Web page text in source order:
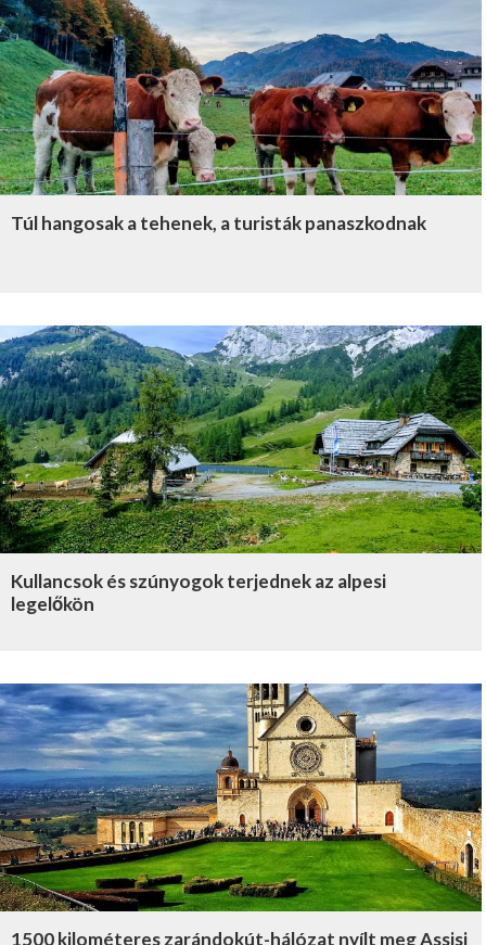
Túl hangosak a tehenek, a turisták panaszkodnak
Kullancsok és szúnyogok terjednek az alpesi
legelőkön
1500 kilométeres zarándokút-hálózat nyílt meg Assisi